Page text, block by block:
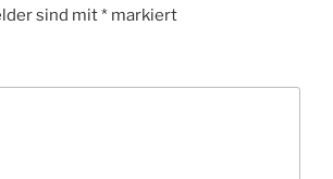
sind mit* markiert